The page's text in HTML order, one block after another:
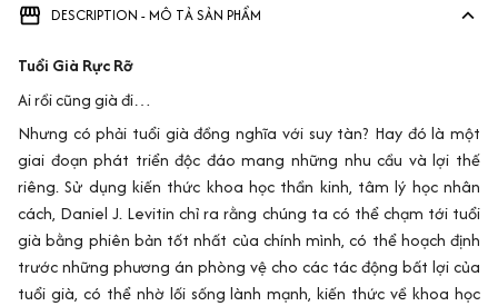
DESCRIPTION - MÔ TẢ SẢN PHẨM
Tuổi Già Rực Rỡ
Ai rồi cũng già đi…
Nhưng có phải tuổi già đồng nghĩa với suy tàn? Hay đó là một
giai đoạn phát triển độc đáo mang những nhu cầu và lợi thế
riêng. Sử dụng kiến thức khoa học thần kinh, tâm lý học nhân
cách, Daniel J. Levitin chỉ ra rằng chúng ta có thể chạm tới tuổi
già bằng phiên bản tốt nhất của chính mình, có thể hoạch định
trước những phương án phòng vệ cho các tác động bất lợi của
tuổi già, có thể nhờ lối sống lành mạnh, kiến thức về khoa học